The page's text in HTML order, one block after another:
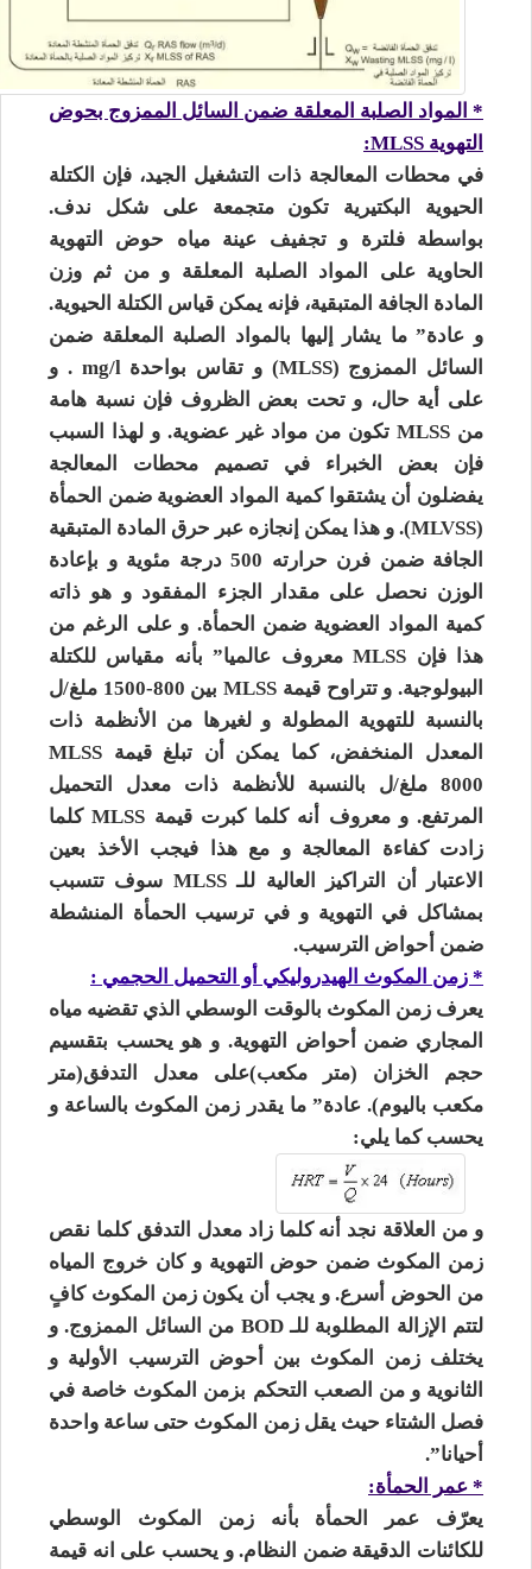
* المواد الصلبة المعلقة ضمن السائل الممزوج بحوض
التهوية MLSS:
في محطات المعالجة ذات التشغيل الجيد، فإن الكتلة
الحيوية البكتيرية تكون متجمعة على شكل ندف.
بواسطة فلترة و تجفيف عينة مياه حوض التهوية
الحاوية على المواد الصلبة المعلقة و من ثم وزن
المادة الجافة المتبقية، فإنه يمكن قياس الكتلة الحيوية.
و عادة” ما يشار إليها بالمواد الصلبة المعلقة ضمن
السائل الممزوج (MLSS) و تقاس بواحدة mg/l . و
على أية حال، و تحت بعض الظروف فإن نسبة هامة
من MLSS تكون من مواد غير عضوية. و لهذا السبب
فإن بعض الخبراء في تصميم محطات المعالجة
يفضلون أن يشتقوا كمية المواد العضوية ضمن الحمأة
(MLVSS). و هذا يمكن إنجازه عبر حرق المادة المتبقية
الجافة ضمن فرن حرارته 500 درجة مئوية و بإعادة
الوزن نحصل على مقدار الجزء المفقود و هو ذاته
كمية المواد العضوية ضمن الحمأة. و على الرغم من
هذا فإن MLSS معروف عالميا” بأنه مقياس للكتلة
البيولوجية. و تتراوح قيمة MLSS بين 800-1500 ملغ/ل
بالنسبة للتهوية المطولة و لغيرها من الأنظمة ذات
المعدل المنخفض، كما يمكن أن تبلغ قيمة MLSS
8000 ملغ/ل بالنسبة للأنظمة ذات معدل التحميل
المرتفع. و معروف أنه كلما كبرت قيمة MLSS كلما
زادت كفاءة المعالجة و مع هذا فيجب الأخذ بعين
الاعتبار أن التراكيز العالية للـ MLSS سوف تتسبب
بمشاكل في التهوية و في ترسيب الحمأة المنشطة
ضمن أحواض الترسيب.
* زمن المكوث الهيدروليكي أو التحميل الحجمي :
يعرف زمن المكوث بالوقت الوسطي الذي تقضيه مياه
المجاري ضمن أحواض التهوية. و هو يحسب بتقسيم
حجم الخزان (متر مكعب)على معدل التدفق(متر
مكعب باليوم). عادة” ما يقدر زمن المكوث بالساعة و
يحسب كما يلي:
و من العلاقة نجد أنه كلما زاد معدل التدفق كلما نقص
زمن المكوث ضمن حوض التهوية و كان خروج المياه
من الحوض أسرع. و يجب أن يكون زمن المكوث كافٍ
لتتم الإزالة المطلوبة للـ BOD من السائل الممزوج. و
يختلف زمن المكوث بين أحوض الترسيب الأولية و
الثانوية و من الصعب التحكم بزمن المكوث خاصة في
فصل الشتاء حيث يقل زمن المكوث حتى ساعة واحدة
أحيانا”.
* عمر الحمأة:
يعرّف عمر الحمأة بأنه زمن المكوث الوسطي
للكائنات الدقيقة ضمن النظام. و يحسب على انه قيمة